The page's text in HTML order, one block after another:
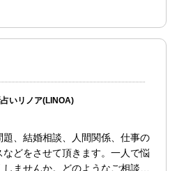
いリノア(LINOA)
、結婚相談、人間関係、仕事の
どをさせて頂きます。一人で悩
ませんか。どのようなご相談で